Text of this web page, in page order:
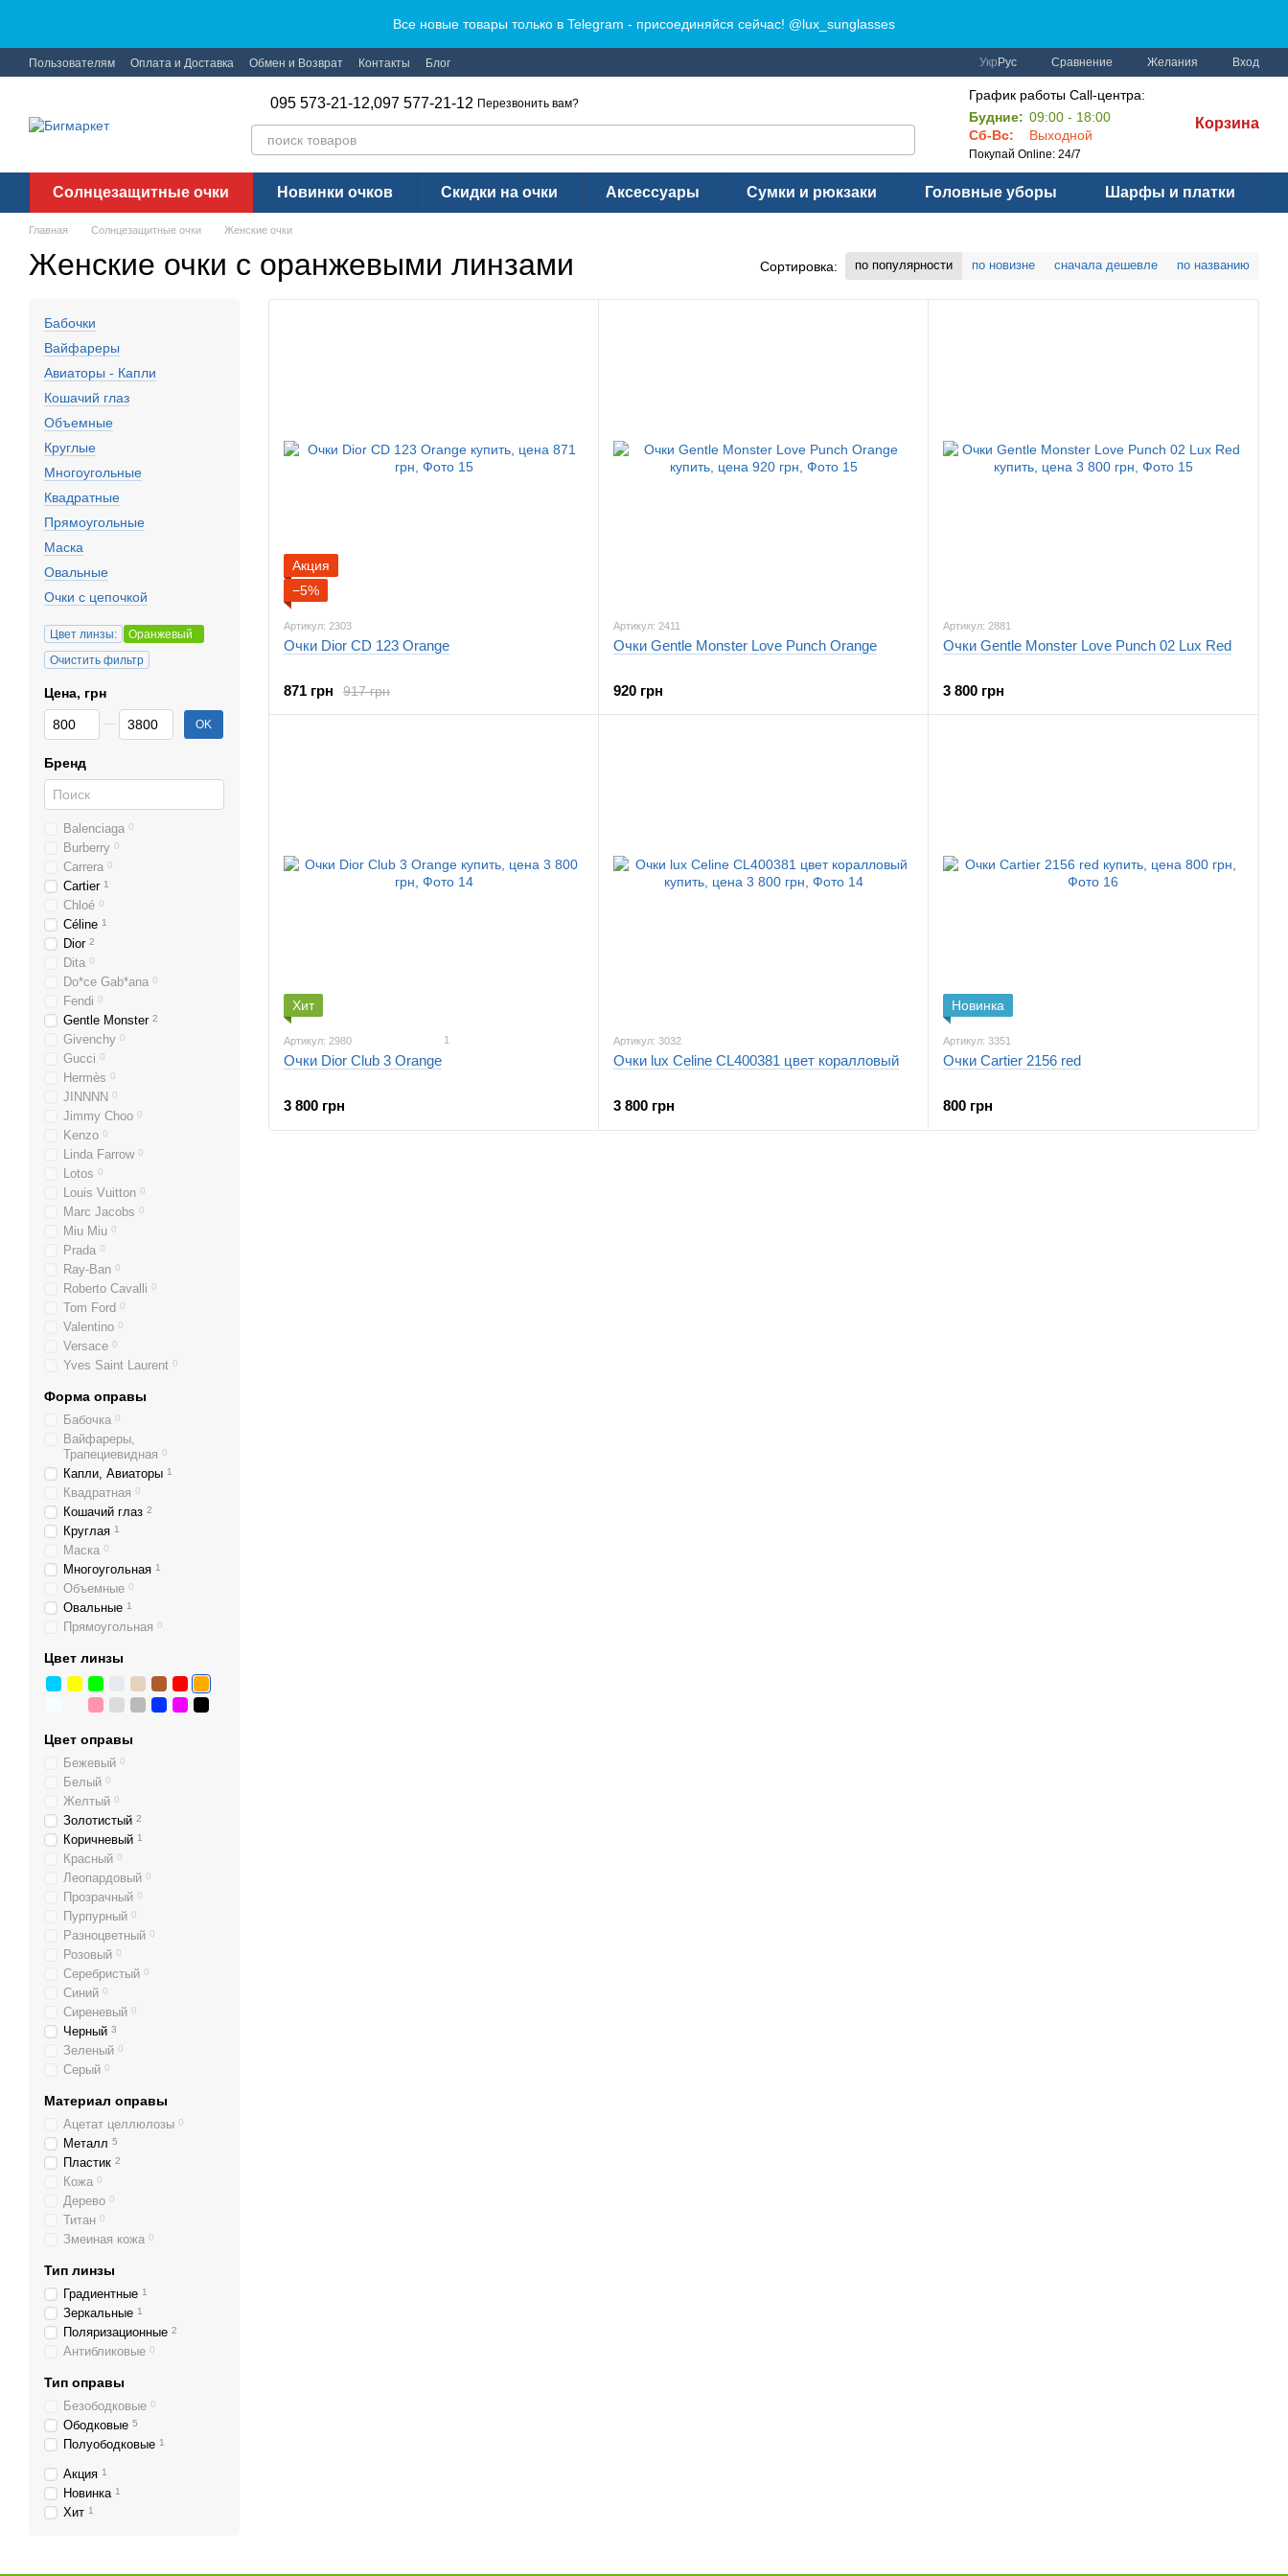
Все новые товары только в Telegram - присоединяйся сейчас! @lux_sunglasses
Пользователям Оплата и Доставка Обмен и Возврат Контакты Блог Укр Рус Сравнение Желания Вход
095 573-21-12,097 577-21-12 Перезвонить вам?
График работы Call-центра:
Будние: 09:00 - 18:00
Сб-Вс:
Выходной
Покупай Online: 24/7
Корзина
Солнцезащитные очки Новинки очков Скидки на очки Аксессуары Сумки и рюкзаки Головные уборы Шарфы и платки
Главная Солнцезащитные очки Женские очки
Женские очки с оранжевыми линзами Сортировка: по популярности по новизне сначала дешевле по названию
Акция
−5%
Артикул: 2303
Очки Dior CD 123 Orange
917 грн
871 грн
Артикул: 2411
Очки Gentle Monster Love Punch Orange
920 грн
Артикул: 2881
Очки Gentle Monster Love Punch 02 Lux Red
3 800 грн
Хит
Артикул: 2980 1
Очки Dior Club 3 Orange
3 800 грн
Артикул: 3032
Очки lux Celine CL400381 цвет коралловый
3 800 грн
Новинка
Артикул: 3351
Очки Cartier 2156 red
800 грн
Бабочки
Вайфареры
Авиаторы - Капли
Кошачий глаз
Объемные
Круглые
Многоугольные
Квадратные
Прямоугольные
Маска
Овальные
Очки с цепочкой
Цвет линзы:
Оранжевый
Очистить фильтр
Цена, грн
От Цена, грн
До Цена, грн OK
Бренд
Balenciaga 0
Burberry 0
Carrera 0
Cartier 1
Chloé 0
Céline 1
Dior 2
Dita 0
Do*ce Gab*ana 0
Fendi 0
Gentle Monster 2
Givenchy 0
Gucci 0
Hermès 0
JINNNN 0
Jimmy Choo 0
Kenzo 0
Linda Farrow 0
Lotos 0
Louis Vuitton 0
Marc Jacobs 0
Miu Miu 0
Prada 0
Ray-Ban 0
Roberto Cavalli 0
Tom Ford 0
Valentino 0
Versace 0
Yves Saint Laurent 0
Форма оправы
Бабочка 0
Вайфареры,
Трапециевидная 0
Капли, Авиаторы 1
Квадратная 0
Кошачий глаз 2
Круглая 1
Маска 0
Многоугольная 1
Объемные 0
Овальные 1
Прямоугольная 0
Цвет линзы
Цвет оправы
Бежевый 0
Белый 0
Желтый 0
Золотистый 2
Коричневый 1
Красный 0
Леопардовый 0
Прозрачный 0
Пурпурный 0
Разноцветный 0
Розовый 0
Серебристый 0
Синий 0
Сиреневый 0
Черный 3
Зеленый 0
Серый 0
Материал оправы
Ацетат целлюлозы 0
Металл 5
Пластик 2
Кожа 0
Дерево 0
Титан 0
Змеиная кожа 0
Тип линзы
Градиентные 1
Зеркальные 1
Поляризационные 2
Антибликовые 0
Тип оправы
Безободковые 0
Ободковые 5
Полуободковые 1
Акция 1
Новинка 1
Хит 1